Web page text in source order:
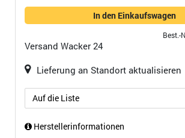
In den Einkaufswagen
Best.-
Versand Wacker 24
Lieferung an Standort aktualisieren
Auf die Liste
Herstellerinformationen